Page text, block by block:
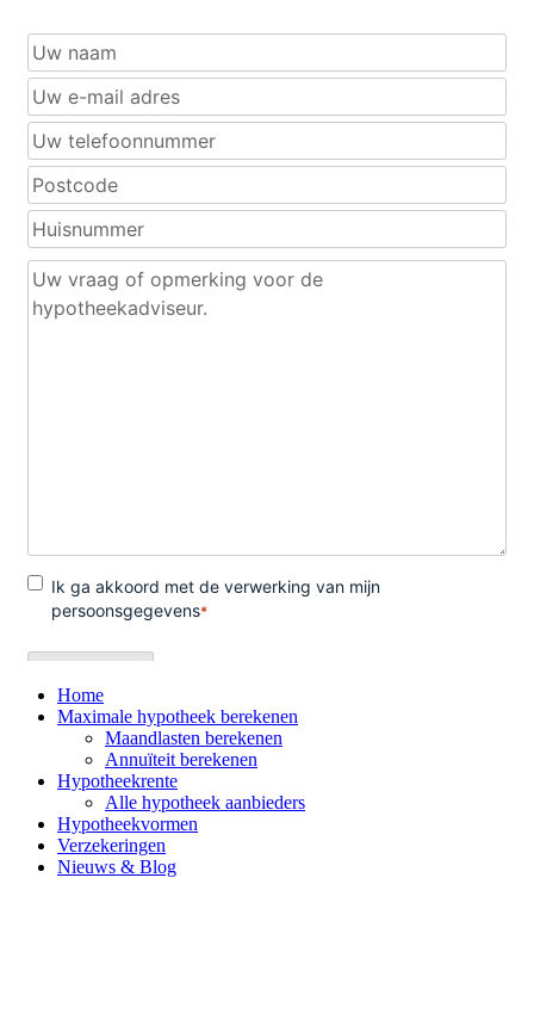
Home
Maximale hypotheek berekenen
Maandlasten berekenen
Annuïteit berekenen
Hypotheekrente
Alle hypotheek aanbieders
Hypotheekvormen
Verzekeringen
Nieuws & Blog